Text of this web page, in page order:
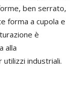
ben serrato,
forma a cupola e
è
alla
utilizzi industriali.